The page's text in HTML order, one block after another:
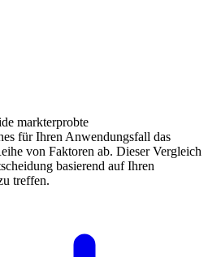
markterprobte
für Ihren Anwendungsfall das
von Faktoren ab. Dieser Vergleich
basierend auf Ihren
treffen.